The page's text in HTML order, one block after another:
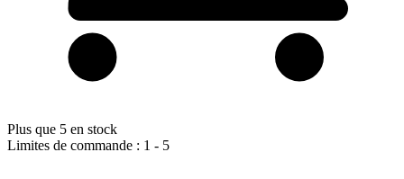
Plus que 5 en stock
Limites de commande : 1 - 5